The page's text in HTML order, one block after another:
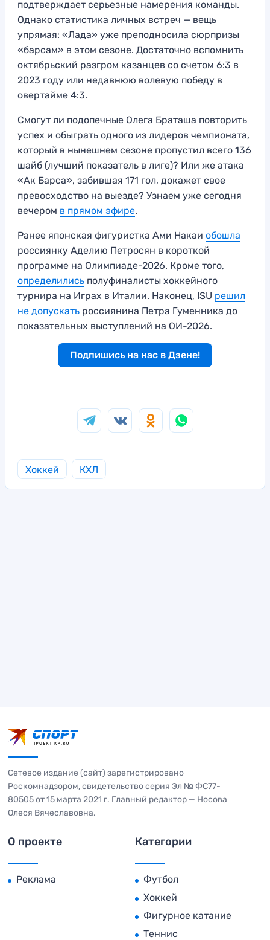
подтверждает серьезные намерения команды.
Однако статистика личных встреч — вещь
упрямая: «Лада» уже преподносила сюрпризы
«барсам» в этом сезоне. Достаточно вспомнить
октябрьский разгром казанцев со счетом 6:3 в
2023 году или недавнюю волевую победу в
овертайме 4:3.
Смогут ли подопечные Олега Браташа повторить
успех и обыграть одного из лидеров чемпионата,
который в нынешнем сезоне пропустил всего 136
шайб (лучший показатель в лиге)? Или же атака
«Ак Барса», забившая 171 гол, докажет свое
превосходство на выезде? Узнаем уже сегодня
вечером в прямом эфире.
Ранее японская фигуристка Ами Накаи обошла
россиянку Аделию Петросян в короткой
программе на Олимпиаде-2026. Кроме того,
определились полуфиналисты хоккейного
турнира на Играх в Италии. Наконец, ISU решил
не допускать россиянина Петра Гуменника до
показательных выступлений на ОИ-2026.
Подпишись на нас в Дзене!
Хоккей КХЛ
Сетевое издание (сайт) зарегистрировано
Роскомнадзором, свидетельство серия Эл № ФС77-
80505 от 15 марта 2021 г. Главный редактор — Носова
Олеся Вячеславовна.
О проекте
Реклама
Категории
Футбол
Хоккей
Фигурное катание
Теннис